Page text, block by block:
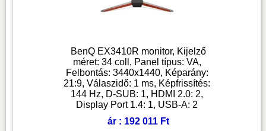
BenQ EX3410R monitor, Kijelző
méret: 34 coll, Panel típus: VA,
Felbontás: 3440x1440, Képarány:
21:9, Válaszidő: 1 ms, Képfrissítés:
144 Hz, D-SUB: 1, HDMI 2.0: 2,
Display Port 1.4: 1, USB-A: 2
ár : 192 011 Ft